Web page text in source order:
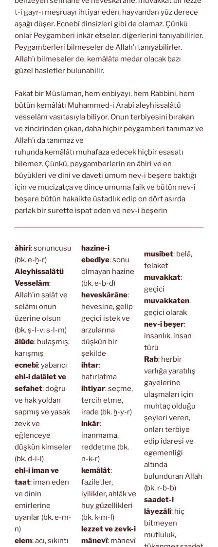
t-i gayr-ı meşruayı ihtiyar eden, hayvandan yüz derece
aşağı düşer. Ecnebî dinsizleri gibi de olamaz. Çünkü
onlar Peygamberi inkâr etseler, diğerlerini tanıyabilirler.
Peygamberleri bilmeseler de Allah’ı tanıyabilirler.
Allah’ı bilmeseler de, kemâlâta medar olacak bazı
güzel hasletler bulunabilir.
Fakat bir Müslüman, hem enbiyayı, hem Rabbini, hem
bütün kemâlâtı Muhammed-i Arabî aleyhissalâtü
vesselâm vasıtasıyla biliyor. Onun terbiyesini bırakan
ve zincirinden çıkan, daha hiçbir peygamberi tanımaz ve
Allah’ı da tanımaz ve
ruhunda kemâlâtı muhafaza edecek hiçbir esasatı
bilemez. Çünkü, peygamberlerin en âhiri ve en
büyükleri ve dini ve daveti umum nev-i beşere baktığı
için ve mucizatça ve dince umuma faik ve bütün nev-i
beşere bütün hakaikte üstadlık edip on dört asırda
parlak bir surette ispat eden ve nev-i beşerin
âhiri: sonuncusu
(bk. e-ḫ-r)
Aleyhissalâtü
Vesselâm:
Allah’ın salât ve
selâmı onun
üzerine olsun
(bk. ṣ-l-v; s-l-m)
âlûde: bulaşmış,
karışmış
ecnebî: yabancı
ehl-i dalâlet ve
sefahet: doğru
ve hak yoldan
sapmış ve yasak
zevk ve
eğlenceye
düşkün kimseler
(bk. ḍ-l-l)
ehl-i iman ve
taat: iman eden
ve dinin
emirlerine
uyanlar (bk. e-m-
n)
elem: acı, sıkıntı
hazine-i
ebediye: sonu
olmayan hazine
(bk. e-b-d)
heveskârâne:
hevesine, gelip
geçici istek ve
arzularına
düşkün bir
şekilde
ihtar:
hatırlatma
ihtiyar: seçme,
tercih etme,
irade (bk. ḫ-y-r)
inkâr:
inanmama,
reddetme (bk.
n-k-r)
kemâlât:
faziletler,
iyilikler, ahlâk ve
huy güzellikleri
(bk. k-m-l)
lezzet ve zevk-i
mânevî: mânevî
musibet: belâ,
felaket
muvakkat:
geçici
muvakkaten:
geçici olarak
nev-i beşer:
insanlık, insan
türü
Rab: herbir
varlığa yaratılış
gayelerine
ulaşmaları için
muhtaç olduğu
şeyleri veren,
onları terbiye
edip idaresi ve
egemenliği
altında
bulunduran Allah
(bk. r-b-b)
saadet-i
lâyezâlî: hiç
bitmeyen
mutluluk,